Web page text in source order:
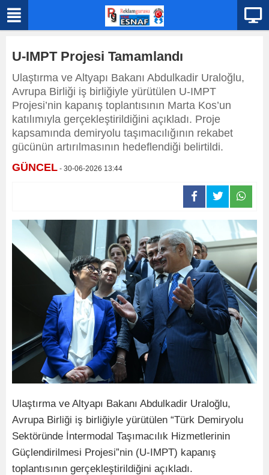
U-IMPT Projesi Tamamlandı
Ulaştırma ve Altyapı Bakanı Abdulkadir Uraloğlu,
Avrupa Birliği iş birliğiyle yürütülen U-IMPT
Projesi’nin kapanış toplantısının Marta Kos’un
katılımıyla gerçekleştirildiğini açıkladı. Proje
kapsamında demiryolu taşımacılığının rekabet
gücünün artırılmasının hedeflendiği belirtildi.
GÜNCEL - 30-06-2026 13:44
Ulaştırma ve Altyapı Bakanı Abdulkadir Uraloğlu,
Avrupa Birliği iş birliğiyle yürütülen “Türk Demiryolu
Sektöründe İntermodal Taşımacılık Hizmetlerinin
Güçlendirilmesi Projesi”nin (U-IMPT) kapanış
toplantısının gerçekleştirildiğini açıkladı.